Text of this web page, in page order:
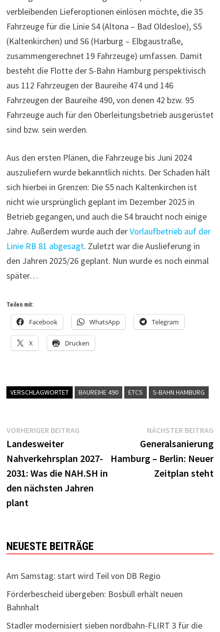
verbleibenden Lieferoptionen einlösen möchte, die 35
Fahrzeuge für die Linie S4 (Altona – Bad Oldesloe), S5
(Kaltenkirchen) und S6 (Harburg – Elbgaustraße,
zusammengerechnet 19 Fahrzeuge) umfassen. Damit
besteht die Flotte der S-Bahn Hamburg perspektivisch
aus 112 Fahrzeugen der Baureihe 474 und 146
Fahrzeugen der Baureihe 490, von denen 42 bzw. 95
Fahrzeuge auch für den Oberleitungsbetrieb ausgerüstet
sind bzw. sein werden.
Aus den ersten Plänen, die Fahrzeuge bis Juni 2024
auszuliefern wurde bekanntlich nichts. Der Schaden hält
sich hierbei in Grenzen: Die S5 nach Kaltenkirchen ist
nicht wie ursprünglich geplant im Dezember 2025 in
Betrieb gegangen, und auch die S4 braucht noch einige
Jahre. Außerdem wurde auch derVorlaufbetrieb auf der
Linie RB 81 abgesagt. Zuletzt war die Auslieferung in
den Jahren 2025/26 geplant. Nun wurde es noch einmal
später…
Teilen mit:
Facebook WhatsApp Telegram
X Drucken
VERSCHLAGWORTET BAUREIHE 490 ETCS S-BAHN HAMBURG
Beitragsnavigation
VORHERIGER BEITRAGVorheriger
Landesweiter
Nahverkehrsplan 2027-
2031: Was die NAH.SH in
den nächsten Jahren
plant
NÄCHSTER BEITRAG
Generalsanierung
Hamburg – Berlin: Neuer
Zeitplan steht
NEUESTE BEITRÄGE
Am Samstag: start wird Teil von DB Regio
Förderbescheid übergeben: Bosbüll erhält neuen
Bahnhalt
Stadler modernisiert sieben nordbahn-FLIRT 3 für die